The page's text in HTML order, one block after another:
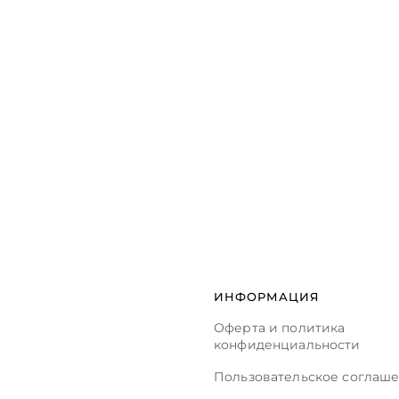
ИНФОРМАЦИЯ
Оферта и политика
конфиденциальности
Пользовательское